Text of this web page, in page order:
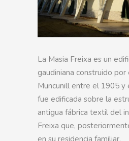
La Masia Freixa es un
gaudiniana construido
Muncunill entre el 1905 y
fue edificada sobre la
antigua fábrica textil del
Freixa que,
en su residencia familiar.